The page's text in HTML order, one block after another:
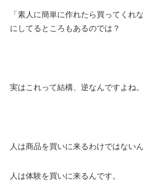
「素人に簡単に作れたら買ってくれ
にしてるところもあるのでは？
実はこれって結構、逆なんですよね。
人は商品を買いに来るわけではないん
人は体験を買いに来るんです。